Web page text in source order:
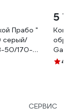
Прабо "
серый/
50/170-
5
4.9
СЕРВИС